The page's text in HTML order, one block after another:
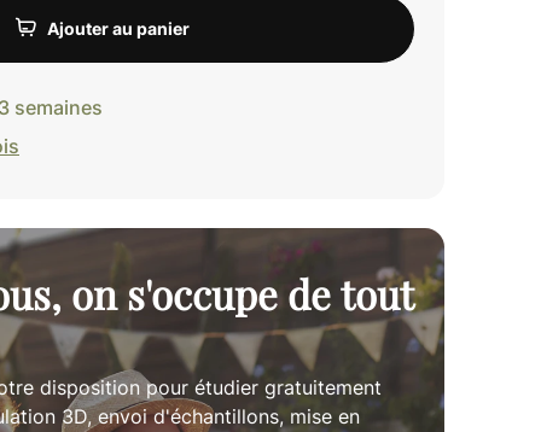
Ajouter au panier
semaines
on s'occupe de tout
disposition pour étudier gratuitement
3D, envoi d'échantillons, mise en